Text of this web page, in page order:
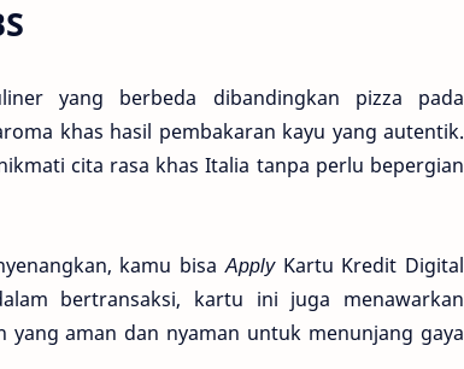
yang berbeda dibandingkan pizza pada
khas hasil pembakaran kayu yang autentik.
cita rasa khas Italia tanpa perlu bepergian
kamu bisaApply Kartu Kredit Digital
bertransaksi, kartu ini juga menawarkan
aman dan nyaman untuk menunjang gaya